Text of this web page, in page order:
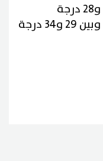
وتتراوح درجات الحرارة ليلا بين 24 و28 درجة
بالمناطق الشمالية والمرتفعات، وبين 29 و34 درجة